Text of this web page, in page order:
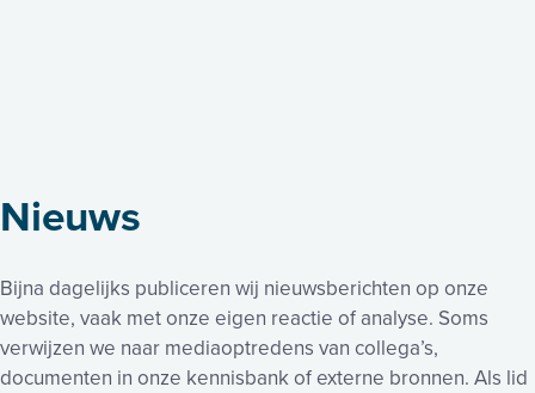
Nieuws
Bijna dagelijks publiceren wij nieuwsberichten op onze
website, vaak met onze eigen reactie of analyse. Soms
verwijzen we naar mediaoptredens van collega’s,
documenten in onze kennisbank of externe bronnen. Als lid